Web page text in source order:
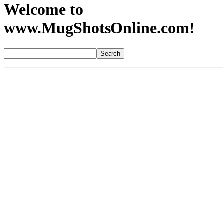
Welcome to
www.MugShotsOnline.com!